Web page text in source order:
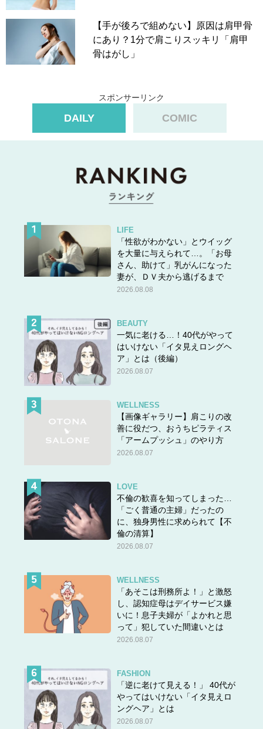
【手が後ろで組めない】原因は肩甲骨
にあり？1分で肩こりスッキリ「肩甲
骨はがし」
スポンサーリンク
DAILY COMIC
LIFE
「性欲がわかない」とウイッグ
を大量に与えられて…。「お母
さん、助けて」乳がんになった
妻が、ＤＶ夫から逃げるまで
2026.08.08
BEAUTY
一気に老ける…！40代がやって
はいけない「イタ見えロングヘ
ア」とは（後編）
2026.08.07
WELLNESS
【画像ギャラリー】肩こりの改
善に役だつ、おうちピラティス
「アームプッシュ」のやり方
2026.08.07
LOVE
不倫の歓喜を知ってしまった…
「ごく普通の主婦」だったの
に、独身男性に求められて【不
倫の清算】
2026.08.07
WELLNESS
「あそこは刑務所よ！」と激怒
し、認知症母はデイサービス嫌
いに！息子夫婦が「よかれと思
って」犯していた間違いとは
2026.08.07
FASHION
「逆に老けて見える！」 40代が
やってはいけない「イタ見えロ
ングヘア」とは
2026.08.07